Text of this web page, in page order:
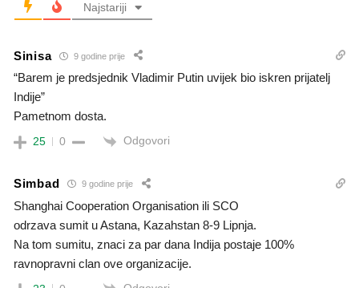
Najstariji
Sinisa 9 godine prije
“Barem je predsjednik Vladimir Putin uvijek bio iskren prijatelj
Indije”
Pametnom dosta.
25 0 Odgovori
Simbad 9 godine prije
Shanghai Cooperation Organisation ili SCO
odrzava sumit u Astana, Kazahstan 8-9 Lipnja.
Na tom sumitu, znaci za par dana Indija postaje 100%
ravnopravni clan ove organizacije.